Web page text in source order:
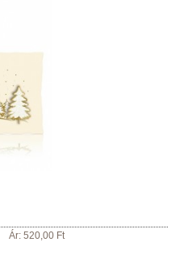
Ár: 520,00 Ft